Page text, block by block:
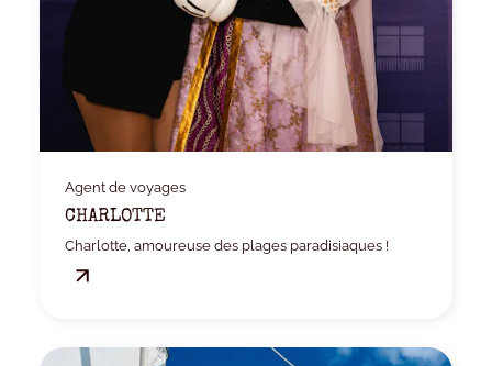
Agent de voyages
CHARLOTTE
Charlotte, amoureuse des plages paradisiaques !